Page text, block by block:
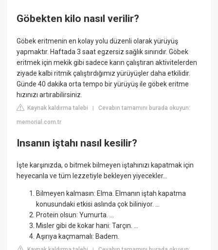
Göbekten kilo nasıl verilir?
Göbek eritmenin en kolay yolu düzenli olarak yürüyüş
yapmaktır. Haftada 3 saat egzersiz sağlık sınırıdır. Göbek
eritmek için mekik gibi sadece karın çalıştıran aktivitelerden
ziyade kalbi ritmik çalıştırdığımız yürüyüşler daha etkilidir.
Günde 40 dakika orta tempo bir yürüyüş ile göbek eritme
hızınızı artırabilirsiniz.
Kaynak kaldırma talebi |Cevabın tamamını burada okuyun:
memorial.com.tr
Insanın iştahı nasıl kesilir?
İşte karşınızda, o bitmek bilmeyen iştahınızı kapatmak için
heyecanla ve tüm lezzetiyle bekleyen yiyecekler...
Bilmeyen kalmasın: Elma. Elmanın iştah kapatma
konusundaki etkisi aslında çok biliniyor. ...
Protein olsun: Yumurta. ...
Misler gibi de kokar hani: Tarçın. ...
Aşırıya kaçmamalı: Badem.